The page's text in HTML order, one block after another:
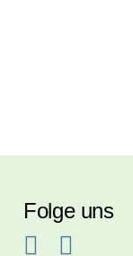
Folge uns